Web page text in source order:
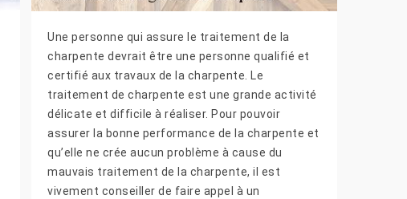
Une personne qui assure le traitement de la
charpente devrait être une personne qualifié et
certifié aux travaux de la charpente. Le
traitement de charpente est une grande activité
délicate et difficile à réaliser. Pour pouvoir
assurer la bonne performance de la charpente et
qu’elle ne crée aucun problème à cause du
mauvais traitement de la charpente, il est
vivement conseiller de faire appel à un